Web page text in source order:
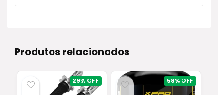
Produtos relacionados
29% 58%